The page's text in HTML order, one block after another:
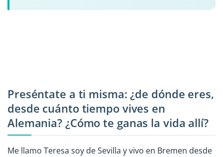
Preséntate a ti misma: ¿de dónde eres,
desde cuánto tiempo vives en
Alemania? ¿Cómo te ganas la vida allí?
Me llamo Teresa soy de Sevilla y vivo en Bremen desde